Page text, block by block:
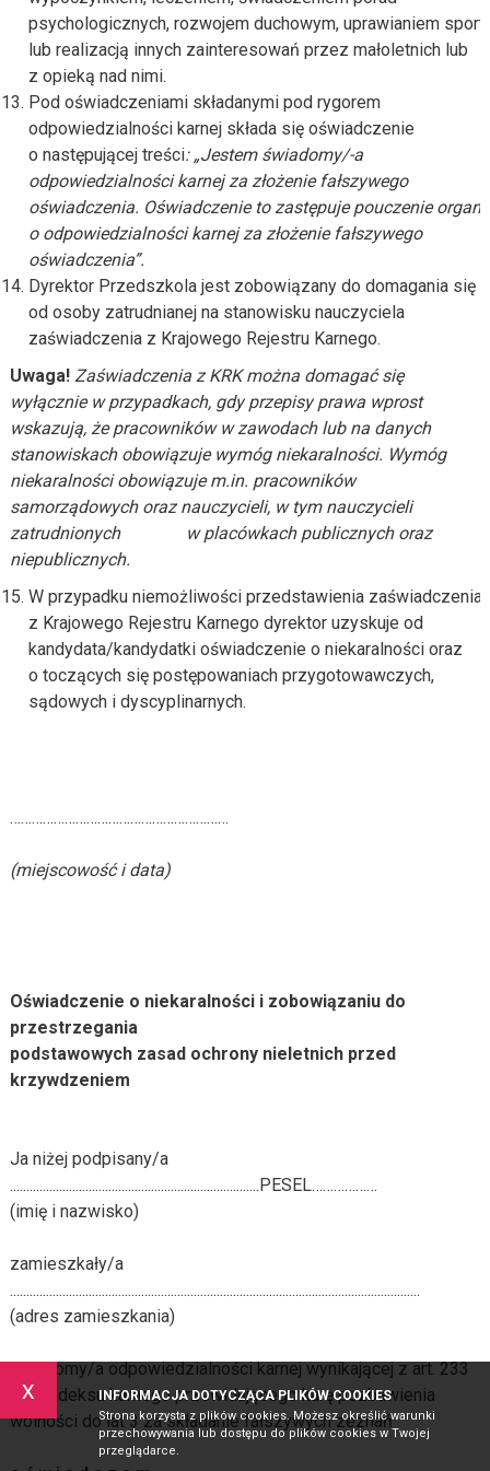
x INFORMACJA DOTYCZĄCA PLIKÓW COOKIES
Strona korzysta z plików cookies. Możesz określić warunki
przechowywania lub dostępu do plików cookies w Twojej
przeglądarce.
psychologicznych, rozwojem duchowym, uprawianiem
lub realizacją innych zainteresowań przez małoletnich lub
z opieką nad nimi.
Pod oświadczeniami składanymi pod rygorem
odpowiedzialności karnej składa się oświadczenie
o następującej treści: „Jestem świadomy/-a
odpowiedzialności karnej za złożenie fałszywego
oświadczenia. Oświadczenie to zastępuje pouczenie organu
o odpowiedzialności karnej za złożenie fałszywego
oświadczenia”.
Dyrektor Przedszkola jest zobowiązany do domagania się
od osoby zatrudnianej na stanowisku nauczyciela
zaświadczenia z Krajowego Rejestru Karnego.
Uwaga! Zaświadczenia z KRK można domagać się
wyłącznie w przypadkach, gdy przepisy prawa wprost
wskazują, że pracowników w zawodach lub na danych
stanowiskach obowiązuje wymóg niekaralności. Wymóg
niekaralności obowiązuje m.in. pracowników
samorządowych oraz nauczycieli, w tym nauczycieli
zatrudnionych w placówkach publicznych oraz
niepublicznych.
W przypadku niemożliwości przedstawienia zaświadczenia
z Krajowego Rejestru Karnego dyrektor uzyskuje od
kandydata/kandydatki oświadczenie o niekaralności oraz
o toczących się postępowaniach przygotowawczych,
sądowych i dyscyplinarnych.
……………………………………………………
(miejscowość i data)
Oświadczenie o niekaralności i zobowiązaniu do
przestrzegania
podstawowych zasad ochrony nieletnich przed
krzywdzeniem
Ja niżej podpisany/a
............................................................................PESEL………………
(imię i nazwisko)
zamieszkały/a
.............................................................................................................................
(adres zamieszkania)
świadomy/a odpowiedzialności karnej wynikającej z art. 233
§ 1 kodeksu karnego przewidującego karę pozbawienia
wolności do lat 3 za składanie fałszywych zeznań